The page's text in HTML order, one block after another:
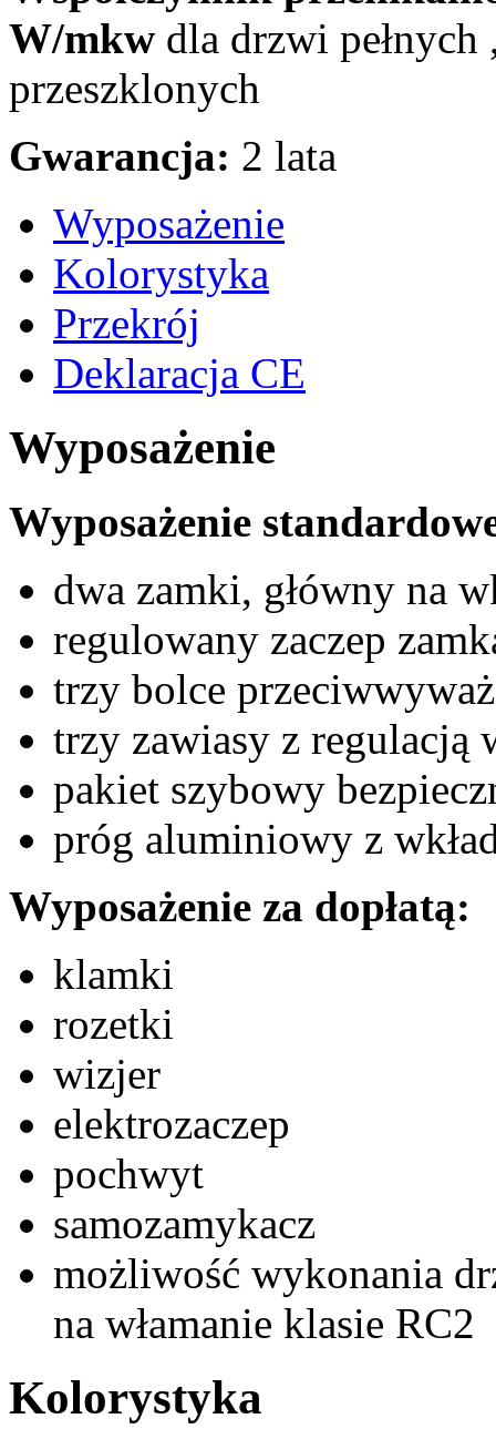
W/mkw dla drzwi
przeszklonych
Gwarancja: 2 lata
Wyposażenie
Kolorystyka
Przekrój
Deklaracja CE
Wyposażenie
Wyposażenie
dwa zamki, główny na
regulowany zaczep
trzy bolce
trzy zawiasy z regulacją
pakiet szybowy
próg aluminiowy z
Wyposażenie za dopłatą:
klamki
rozetki
wizjer
elektrozaczep
pochwyt
samozamykacz
możliwość wykonania
na włamanie klasie RC2
Kolorystyka